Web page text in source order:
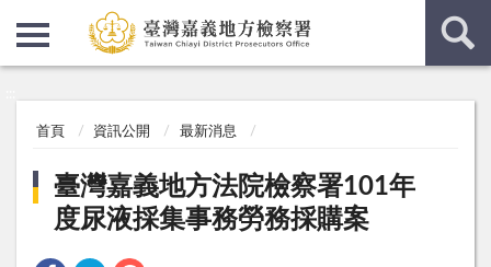
首頁 資訊公開 最新消息
臺灣嘉義地方法院檢察署101年
度尿液採集事務勞務採購案